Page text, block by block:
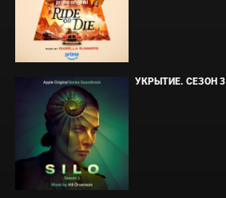
УКРЫТИЕ. СЕЗОН 3